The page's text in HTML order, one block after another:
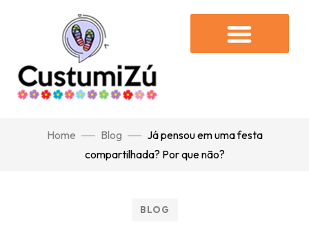
Home Blog
Já pensou em uma festa
compartilhada? Por que não?
BLOG